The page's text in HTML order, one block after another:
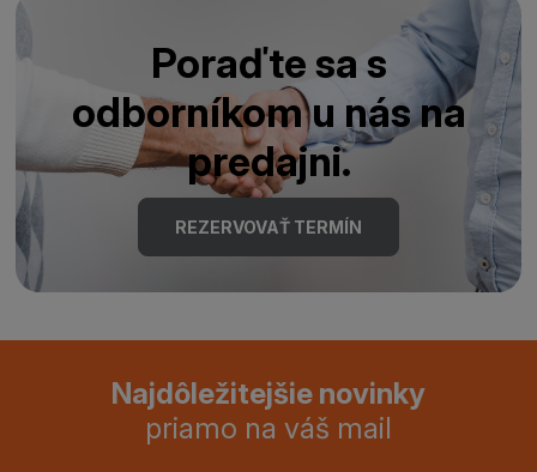
Poraďte sa s
odborníkom u nás na
predajni.
REZERVOVAŤ TERMÍN
Najdôležitejšie novinky
priamo na váš mail